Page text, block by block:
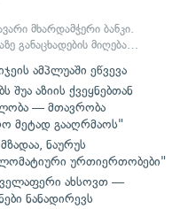
მხარდამჭერი ბანკი.
განაცხადების მიღება…
ამპლუაში ეწვევა
აზიის ქვეყნებთან
— მთავრობა
მეტად გააღრმაოს"
ნაურუს
ურთიერთობები"
ახსოვთ —
ნანადირევს